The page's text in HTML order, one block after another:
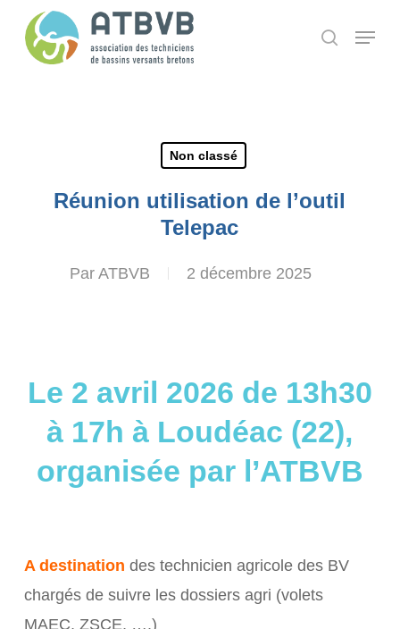
search
Menu
Non classé
Réunion utilisation de l’outil
Telepac
Par ATBVB 2 décembre 2025
Le 2 avril 2026 de 13h30
à 17h à Loudéac (22),
organisée par l’ATBVB
A destination des technicien agricole des BV
chargés de suivre les dossiers agri (volets
MAEC, ZSCE, ….)
Panneau de gestion des cookies